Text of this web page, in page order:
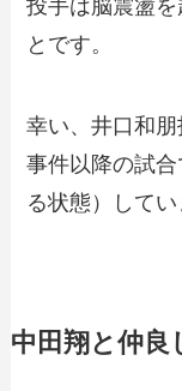
投手は脳震盪
とです。
幸い、井口和
事件以降の試
る状態）してい
中田翔と仲